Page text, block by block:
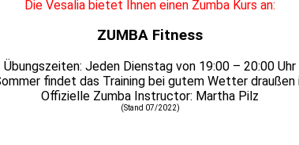
Die Vesalia bietet Ihnen einen Zumba Kurs an:
ZUMBA Fitness
Übungszeiten: Jeden Dienstag von 19:00 – 20:00 Uhr
findet das Training bei gutem Wetter
Offizielle Zumba Instructor: Martha Pilz
(Stand 07/2022)